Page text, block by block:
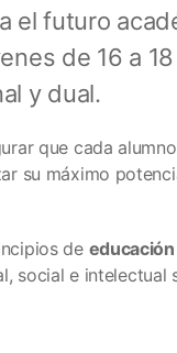
el futuro
de 16 a
y dual.
que cada
su máximo
de
social e intelectual